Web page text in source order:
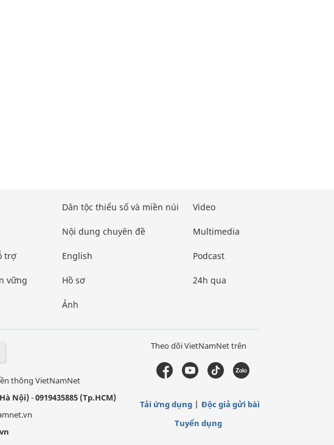
trợ
vững
Dân tộc thiểu số và miền núi
Nội dung chuyên đề
English
Hồ sơ
Ảnh
Video
Multimedia
Podcast
24h qua
thông VietNamNet
Nội)-0919435885 (Tp.HCM)
Theo dõi VietNamNet trên
Tải ứng dụng
Độc giả gửi bài
Tuyển dụng